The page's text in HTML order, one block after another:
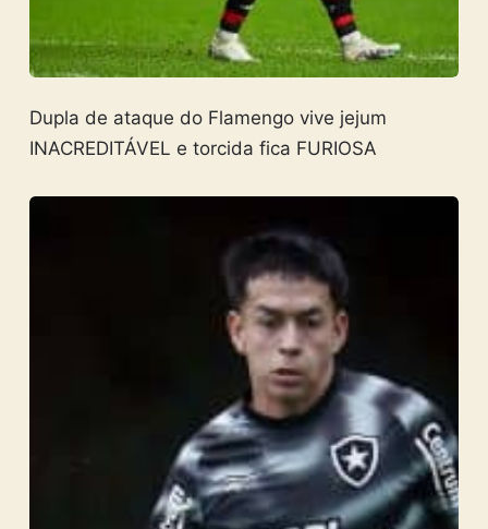
Dupla de ataque do Flamengo vive jejum
INACREDITÁVEL e torcida fica FURIOSA